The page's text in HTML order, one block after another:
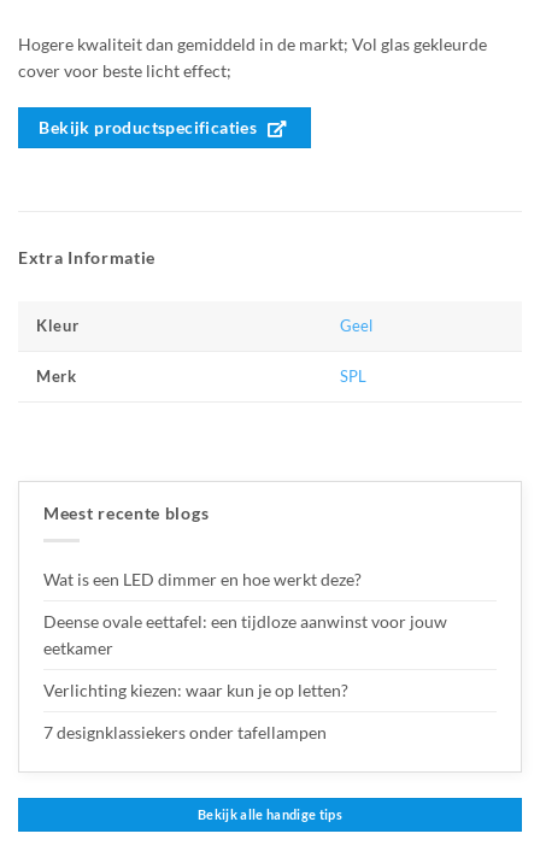
Hogere kwaliteit dan gemiddeld in de markt; Vol glas gekleurde
cover voor beste licht effect;
Bekijk productspecificaties
Extra Informatie
Kleur Geel
Merk SPL
Meest recente blogs
Wat is een LED dimmer en hoe werkt deze?
Deense ovale eettafel: een tijdloze aanwinst voor jouw
eetkamer
Verlichting kiezen: waar kun je op letten?
7 designklassiekers onder tafellampen
Bekijk alle handige tips